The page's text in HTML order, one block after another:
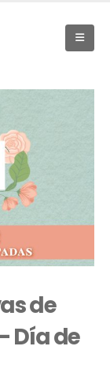
de
Día de